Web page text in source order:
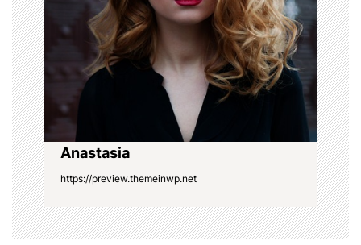
i
o
n
Anastasia
https://preview.themeinwp.net